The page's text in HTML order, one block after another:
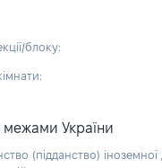
блоку:
межами України
(підданство)